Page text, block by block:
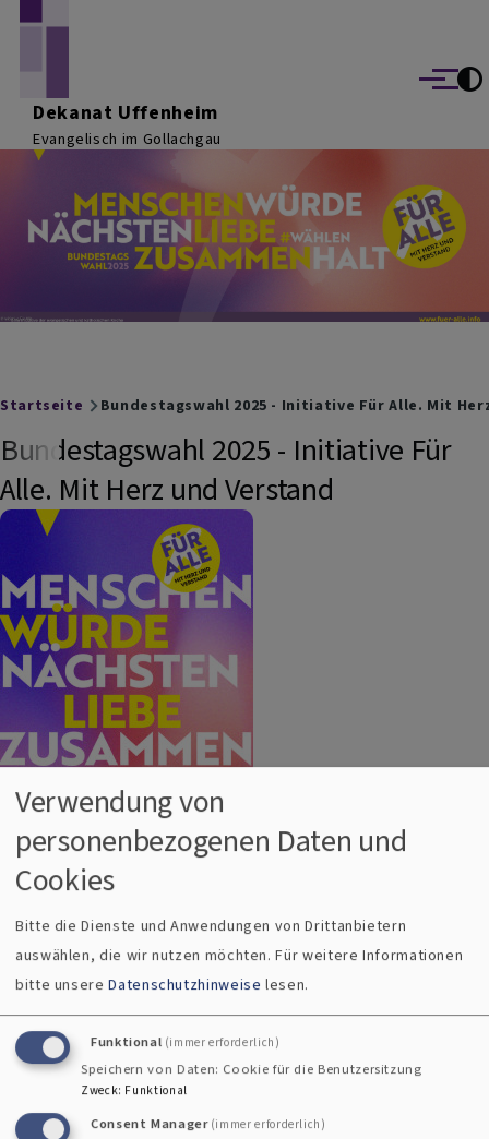
Dekanat Uffenheim
Evangelisch im Gollachgau
Menü
Breadcrumb
Startseite Bundestagswahl 2025 - Initiative Für Alle. Mit
Bundestagswahl 2025 - Initiative Für
Alle. Mit Herz und Verstand
Initiative Für Alle
Menschenwürde. Nächstenliebe. Zusammenhalt.
Kirchen setzen Zeichen für Demokratie und rücken zur
Bundestagswahl zwischenmenschliche Werte in den
Zur Bundestagswahl 2025 machen die christlichen Kirchen
ihre Stimme sichtbar: Unter dem Motto „Für alle. Mit Herz
und Verstand“ rufen sie die Bevölkerung auf, durch aktive
Teilnahme an den Wahlen die Demokratie zu stärken. In den
Verwendung von
personenbezogenen Daten und
Cookies
Bitte die Dienste und Anwendungen von Drittanbietern
auswählen, die wir nutzen möchten.Für weitere Informationen
bitte unsereDatenschutzhinweise lesen.
Funktional (immer erforderlich)
Speichern von Daten: Cookie für die Benutzersitzung
Zweck: Funktional
Consent Manager (immer erforderlich)